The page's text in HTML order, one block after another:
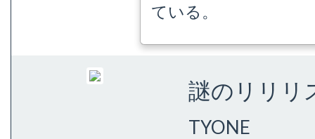
ている。
謎のリリリ
TYONE